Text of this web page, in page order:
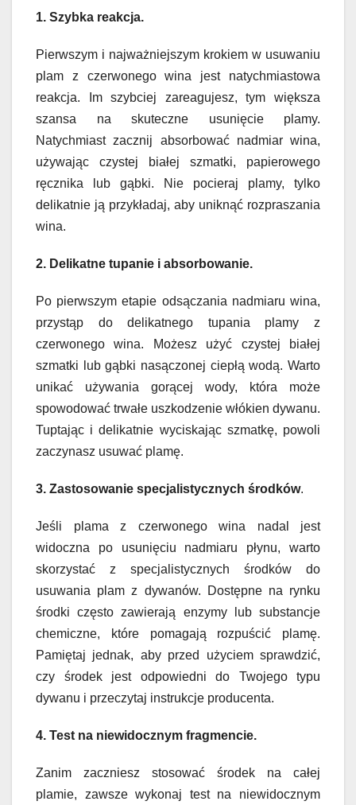
1. Szybka reakcja.
Pierwszym i najważniejszym krokiem w usuwaniu
plam z czerwonego wina jest natychmiastowa
reakcja. Im szybciej zareagujesz, tym większa
szansa na skuteczne usunięcie plamy.
Natychmiast zacznij absorbować nadmiar wina,
używając czystej białej szmatki, papierowego
ręcznika lub gąbki. Nie pocieraj plamy, tylko
delikatnie ją przykładaj, aby uniknąć rozpraszania
wina.
2. Delikatne tupanie i absorbowanie.
Po pierwszym etapie odsączania nadmiaru wina,
przystąp do delikatnego tupania plamy z
czerwonego wina. Możesz użyć czystej białej
szmatki lub gąbki nasączonej ciepłą wodą. Warto
unikać używania gorącej wody, która może
spowodować trwałe uszkodzenie włókien dywanu.
Tuptając i delikatnie wyciskając szmatkę, powoli
zaczynasz usuwać plamę.
3. Zastosowanie specjalistycznych środków.
Jeśli plama z czerwonego wina nadal jest
widoczna po usunięciu nadmiaru płynu, warto
skorzystać z specjalistycznych środków do
usuwania plam z dywanów. Dostępne na rynku
środki często zawierają enzymy lub substancje
chemiczne, które pomagają rozpuścić plamę.
Pamiętaj jednak, aby przed użyciem sprawdzić,
czy środek jest odpowiedni do Twojego typu
dywanu i przeczytaj instrukcje producenta.
4. Test na niewidocznym fragmencie.
Zanim zaczniesz stosować środek na całej
plamie, zawsze wykonaj test na niewidocznym